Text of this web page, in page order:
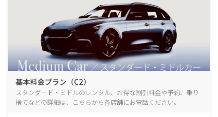
基本料金プラン（C2）
スタンダード・ミドルのレンタル、お得な割引料金や予約、乗り
捨てなどの詳細は、こちらから各店舗にお電話ください。